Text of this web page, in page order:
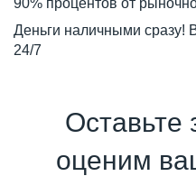
90% процентов от
Деньги наличными сразу!
24/7
Оставьте
оценим